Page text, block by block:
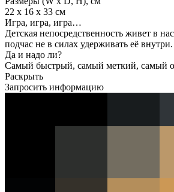
22 x 16 x 33 см
Игра, игра, игра…
Детская непосредственность живет в
подчас не в силах удерживать её внутри.
Да и надо ли?
Самый быстрый, самый меткий, самый
Раскрыть
Запросить информацию